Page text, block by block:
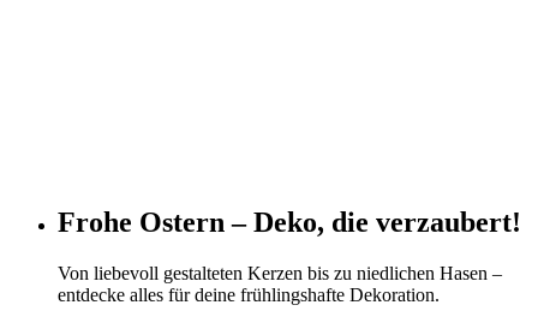
Frohe Ostern – Deko, die verzaubert!
Von liebevoll gestalteten Kerzen bis zu niedlichen Hasen –
entdecke alles für deine frühlingshafte Dekoration.